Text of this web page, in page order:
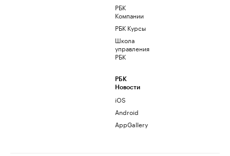
РБК
Компании
РБК Курсы
Школа
управления
РБК
РБК
Новости
iOS
Android
AppGallery